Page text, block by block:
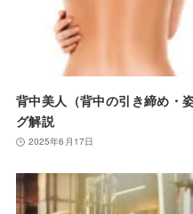
背中美人（背中の引き締め・
グ解説
2025年6月17日